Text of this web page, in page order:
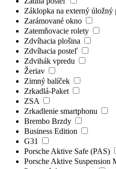
Záklopka na externý úložný
Zarámované okno
Zatemňovacie rolety
Zdvíhacia plošina
Zdvíhacia posteľ
Zdvihák vpredu
Žeriav
Zimný balíček
Zrkadlá-Paket
ZSA
Zrkadlenie smartphonu
Brembo Brzdy
Business Edition
G31
Porsche Aktive Safe (PAS)
Porsche Aktive Suspension